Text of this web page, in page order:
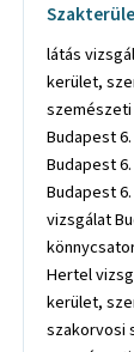
látás
kerület,
Budapest
Budapest
Budapest
vizsgálat
Hertel
kerület,
szakorvosi